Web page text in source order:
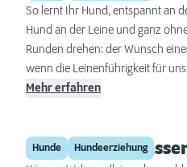
So lernt Ihr Hund, entspannt an der
Hund an der Leine und ganz
Runden drehen: der Wunsch
wenn die Leinenführigkeit für
Kein Hund wird mit einer Leine
als ohne und wie Sie die
Mehr erfahren
Hunde Hundeerziehung
Welpen allein